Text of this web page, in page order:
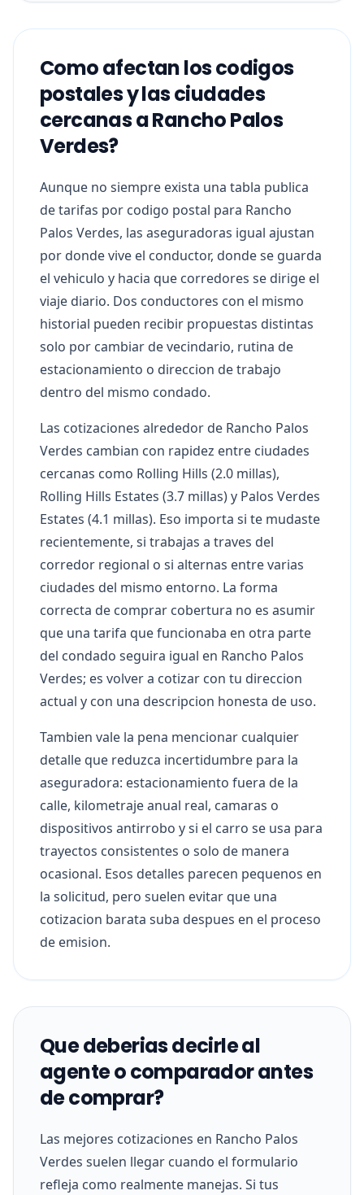
Como afectan los codigos
postales y las ciudades
cercanas a Rancho Palos
Verdes?
Aunque no siempre exista una tabla publica
de tarifas por codigo postal para Rancho
Palos Verdes, las aseguradoras igual ajustan
por donde vive el conductor, donde se guarda
el vehiculo y hacia que corredores se dirige el
viaje diario. Dos conductores con el mismo
historial pueden recibir propuestas distintas
solo por cambiar de vecindario, rutina de
estacionamiento o direccion de trabajo
dentro del mismo condado.
Las cotizaciones alrededor de Rancho Palos
Verdes cambian con rapidez entre ciudades
cercanas como Rolling Hills (2.0 millas),
Rolling Hills Estates (3.7 millas) y Palos Verdes
Estates (4.1 millas). Eso importa si te mudaste
recientemente, si trabajas a traves del
corredor regional o si alternas entre varias
ciudades del mismo entorno. La forma
correcta de comprar cobertura no es asumir
que una tarifa que funcionaba en otra parte
del condado seguira igual en Rancho Palos
Verdes; es volver a cotizar con tu direccion
actual y con una descripcion honesta de uso.
Tambien vale la pena mencionar cualquier
detalle que reduzca incertidumbre para la
aseguradora: estacionamiento fuera de la
calle, kilometraje anual real, camaras o
dispositivos antirrobo y si el carro se usa para
trayectos consistentes o solo de manera
ocasional. Esos detalles parecen pequenos en
la solicitud, pero suelen evitar que una
cotizacion barata suba despues en el proceso
de emision.
Que deberias decirle al
agente o comparador antes
de comprar?
Las mejores cotizaciones en Rancho Palos
Verdes suelen llegar cuando el formulario
refleja como realmente manejas. Si tus